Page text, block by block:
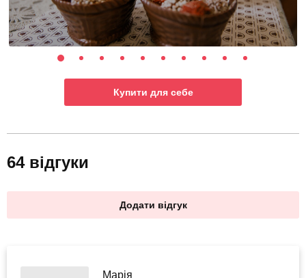
Купити для себе
64 відгуки
Додати відгук
Марія